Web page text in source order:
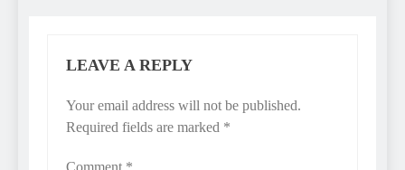
LEAVE A REPLY
Your email address will not be published.
Required fields are marked *